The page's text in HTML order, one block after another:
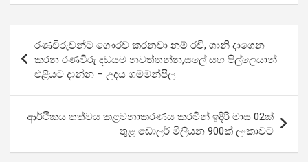
ce
b
o
o
k
tt
er
at
A
p
p
e
gr
a
m
ar
e
navigation
රණවිරුවන්ට ගෞරව කරනවා නම් රවී, ශානි දාගෙන
කරන රණවිරු දඩයම නවත්තන්න,සලේ සහ පිල්ලෙයාන්
එළියට දාන්න – උදය ගම්මන්පිල
ආර්ථිකය තත්වය කළමනාකරණය කරමින් ඉදිරි මාස 02ක්
තුළ ඩොලර් මිලියන 900ක් ලංකාවට